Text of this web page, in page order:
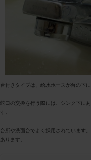
台付きタイプは、給水ホースが台の下
蛇口の交換を行う際には、シンク下に
す。
台所や洗面台でよく採用されています
あります。